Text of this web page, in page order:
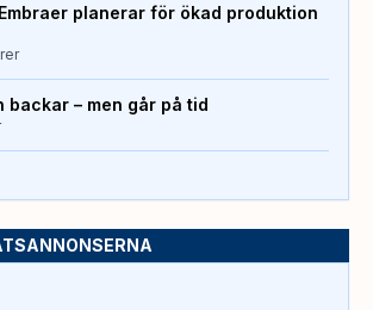
planerar för ökad produktion
backar – men går på tid